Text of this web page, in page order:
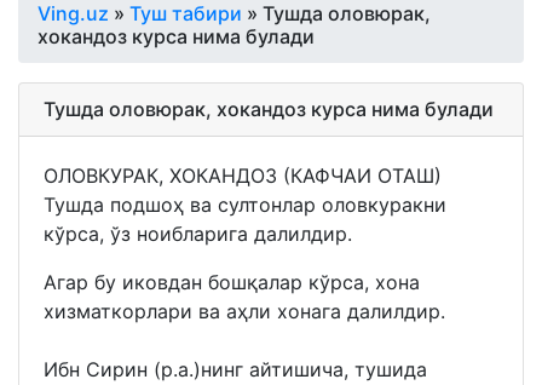
Ving.uz » Туш табири » Тушда оловюрак,
хокандоз курса нима булади
Тушда оловюрак, хокандоз курса нима булади
ОЛОВКУРАК, ХОКАНДОЗ (КАФЧАИ ОТАШ)
Тушда подшоҳ ва султонлар оловкуракни
кўрса, ўз ноибларига далилдир.
Агар бу иковдан бошқалар кўрса, хона
хизматкорлари ва аҳли хонага далилдир.
Ибн Сирин (р.а.)нинг айтишича, тушида